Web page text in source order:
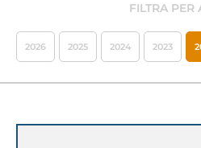
FILTRA PER
2026 2025 2024 2023